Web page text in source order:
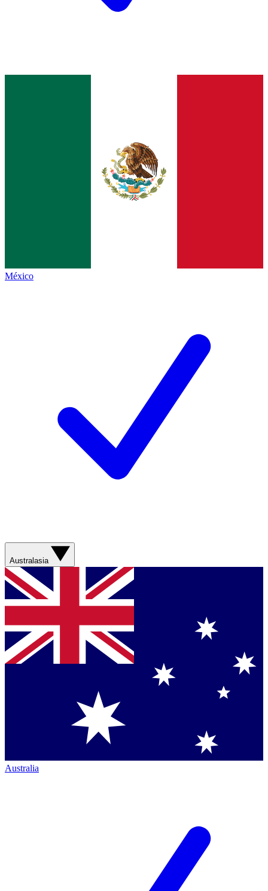
México
Australasia
Australia